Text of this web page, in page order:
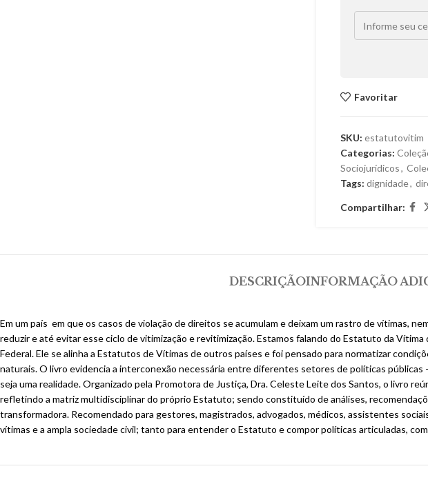
Favoritar
SKU: estatutovitim
Categorias:
Sociojurídicos,
Tags: dignidade,
Compartilhar:
DESCRIÇÃOINFORMAÇÃO
Em um país em que os casos de violação de direitos se acumulam e deixam um rastro de vítimas,
reduzir e até evitar esse ciclo de vitimização e revitimização. Estamos falando do Estatuto da
Federal. Ele se alinha a Estatutos de Vítimas de outros países e foi pensado para normatizar
naturais. O livro evidencia a interconexão necessária entre diferentes setores de políticas
seja uma realidade. Organizado pela Promotora de Justiça, Dra. Celeste Leite dos Santos, o livro
refletindo a matriz multidisciplinar do próprio Estatuto; sendo constituído de análises,
transformadora. Recomendado para gestores, magistrados, advogados, médicos, assistentes
vítimas e a ampla sociedade civil; tanto para entender o Estatuto e compor políticas articuladas,